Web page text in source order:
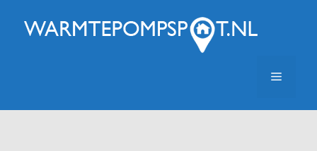
naar
Menu